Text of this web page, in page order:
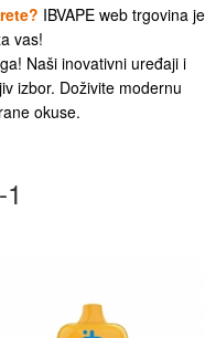
IBVAPE web trgovina je
vas!
Naši inovativni uređaji i
izbor. Doživite modernu
okuse.